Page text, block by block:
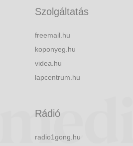
Szolgáltatás
freemail.hu
koponyeg.hu
videa.hu
lapcentrum.hu
Rádió
radio1gong.hu